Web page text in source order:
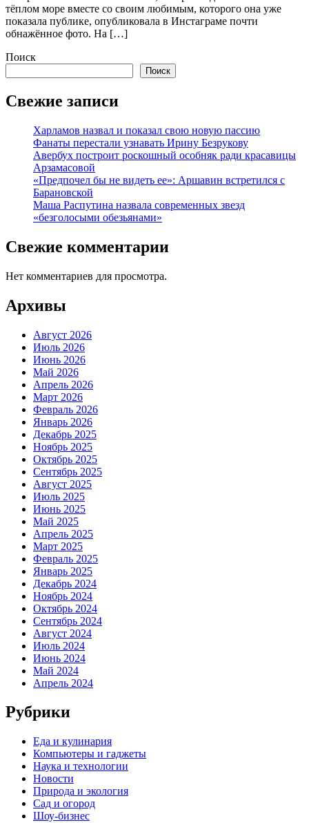
тёплом море вместе со своим любимым, которого она уже
показала публике, опубликовала в Инстаграме почти
обнажённое фото. На […]
Поиск
Поиск
Свежие записи
Харламов назвал и показал свою новую пассию
Фанаты перестали узнавать Ирину Безрукову
Авербух построит роскошный особняк ради красавицы
Арзамасовой
«Предпочел бы не видеть ее»: Аршавин встретился с
Барановской
Маша Распутина назвала современных звезд
«безголосыми обезьянами»
Свежие комментарии
Нет комментариев для просмотра.
Архивы
Август 2026
Июль 2026
Июнь 2026
Май 2026
Апрель 2026
Март 2026
Февраль 2026
Январь 2026
Декабрь 2025
Ноябрь 2025
Октябрь 2025
Сентябрь 2025
Август 2025
Июль 2025
Июнь 2025
Май 2025
Апрель 2025
Март 2025
Февраль 2025
Январь 2025
Декабрь 2024
Ноябрь 2024
Октябрь 2024
Сентябрь 2024
Август 2024
Июль 2024
Июнь 2024
Май 2024
Апрель 2024
Рубрики
Еда и кулинария
Компьютеры и гаджеты
Наука и технологии
Новости
Природа и экология
Сад и огород
Шоу-бизнес